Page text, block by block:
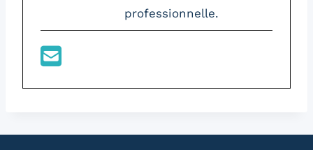
professionnelle.